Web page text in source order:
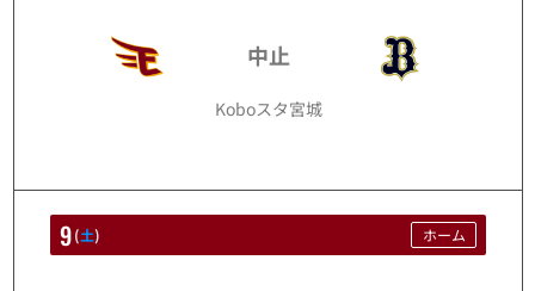
8/8
中止
Koboスタ宮城
9(土) ホーム